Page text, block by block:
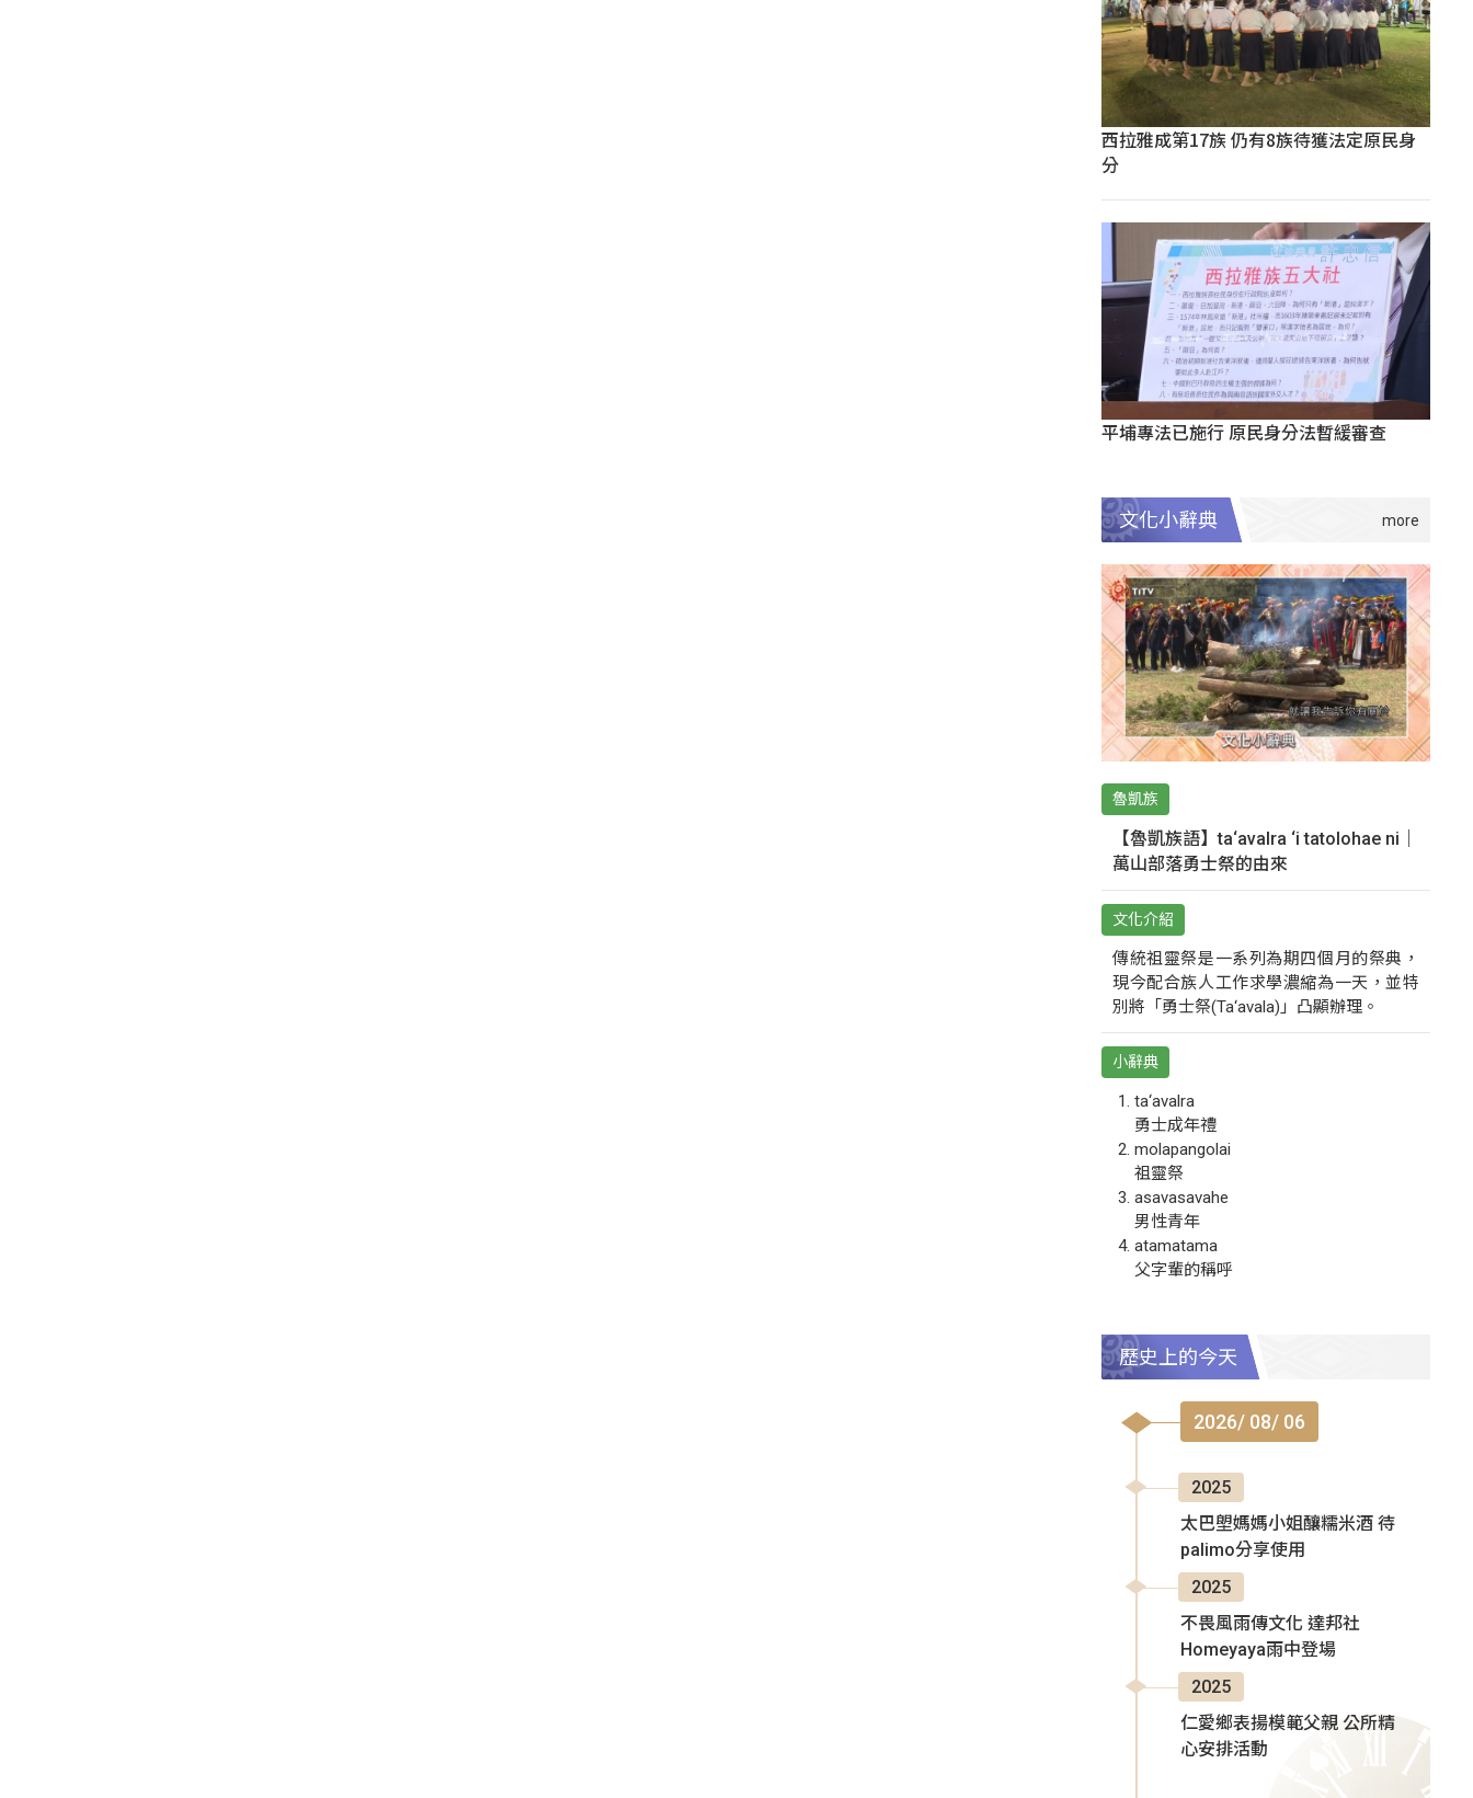
西拉雅成第17族 仍有8族待獲法定原民身
分
平埔專法已施行 原民身分法暫緩審查
文化小辭典
魯凱族
【魯凱族語】ta‘avalra ‘i tatolohae ni｜
萬山部落勇士祭的由來
文化介紹
傳統祖靈祭是一系列為期四個月的祭典，
現今配合族人工作求學濃縮為一天，並特
別將「勇士祭(Ta‘avala)」凸顯辦理。
小辭典
ta‘avalra
勇士成年禮
molapangolai
祖靈祭
asavasavahe
男性青年
atamatama
父字輩的稱呼
歷史上的今天
2026/ 08/ 06
2025
太巴塱媽媽小姐釀糯米酒 待
palimo分享使用
2025
不畏風雨傳文化 達邦社
Homeyaya雨中登場
2025
仁愛鄉表揚模範父親 公所精
心安排活動